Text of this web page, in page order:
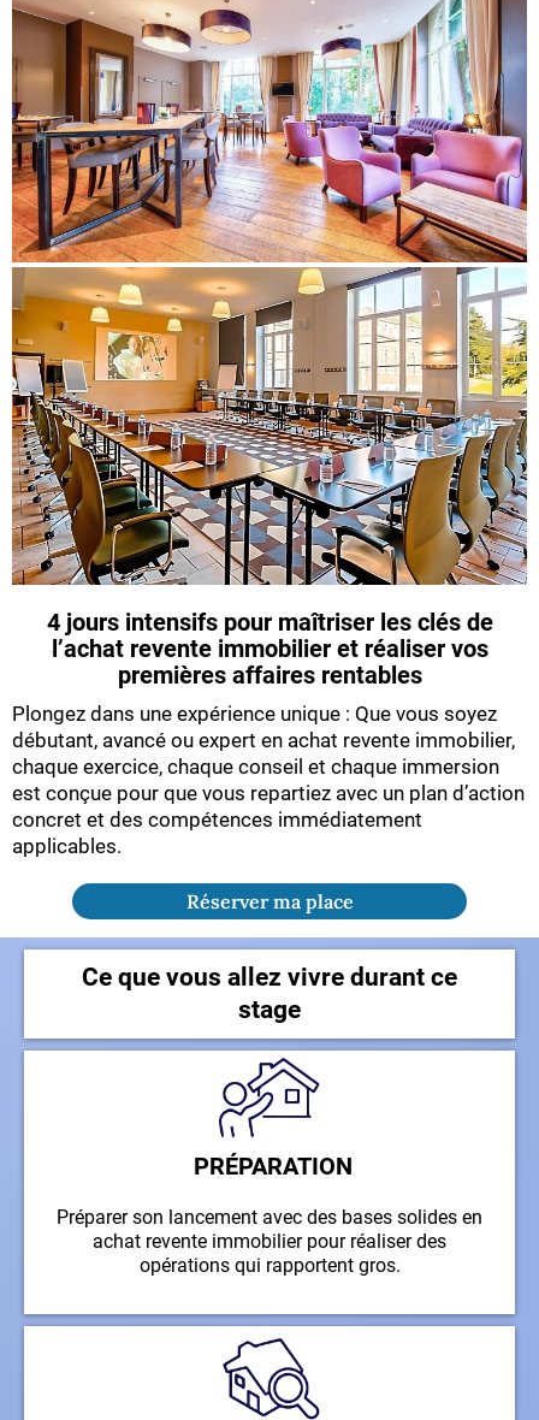
4 jours intensifs pour maîtriser les clés de
l’achat revente immobilier et réaliser vos
premières affaires rentables
Plongez dans une expérience unique : Que vous soyez
débutant, avancé ou expert en achat revente immobilier,
chaque exercice, chaque conseil et chaque immersion
est conçue pour que vous repartiez avec un plan d’action
concret et des compétences immédiatement
applicables.
Réserver ma place
Ce que vous allez vivre durant ce
stage
PRÉPARATION
Préparer son lancement avec des bases solides en
achat revente immobilier pour réaliser des
opérations qui rapportent gros.